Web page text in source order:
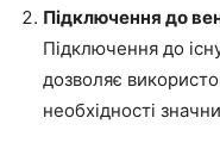
Підключення до
Підключення до
дозволяє
необхідності